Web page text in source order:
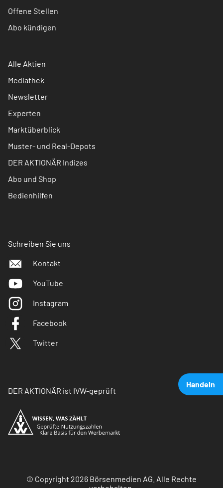
Handeln
Offene Stellen
Abo kündigen
Alle Aktien
Mediathek
Newsletter
Experten
Marktüberblick
Muster- und Real-Depots
DER AKTIONÄR Indizes
Abo und Shop
Bedienhilfen
Schreiben Sie uns
Kontakt
YouTube
Instagram
Facebook
Twitter
DER AKTIONÄR ist IVW-geprüft
© Copyright 2026 Börsenmedien AG. Alle Rechte